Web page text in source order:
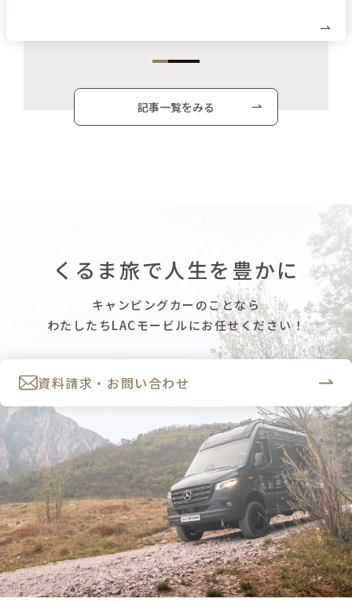
記事一覧をみる
くるま旅で人生を豊かに
キャンピングカーのことなら
わたしたちLACモービルにお任せください！
資料請求・お問い合わせ